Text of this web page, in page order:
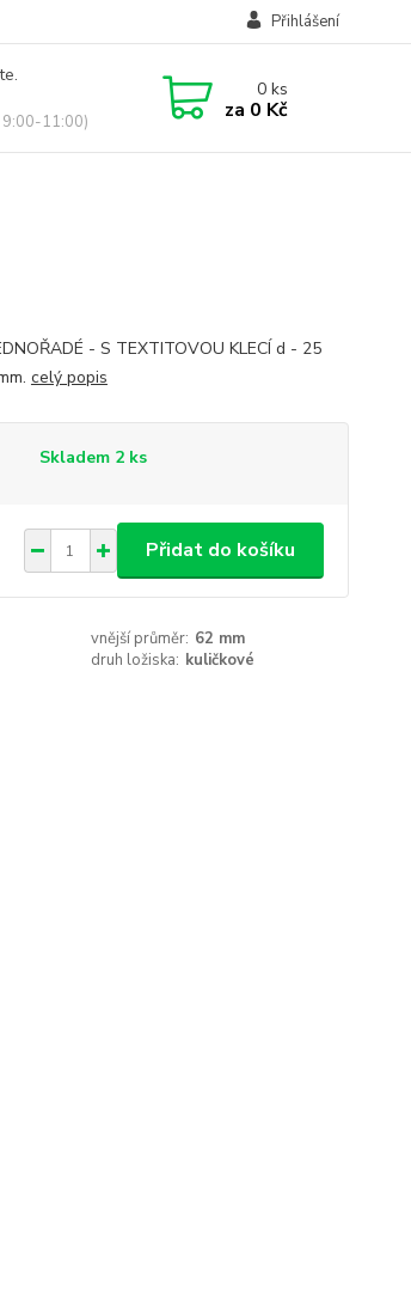
Přihlášení
9:00-11:00)
0ks
za 0 Kč
- S TEXTITOVOU KLECÍ d - 25
celý popis
Skladem 2 ks
Přidat do košíku
vnější průměr: 62 mm
druh ložiska: kuličkové